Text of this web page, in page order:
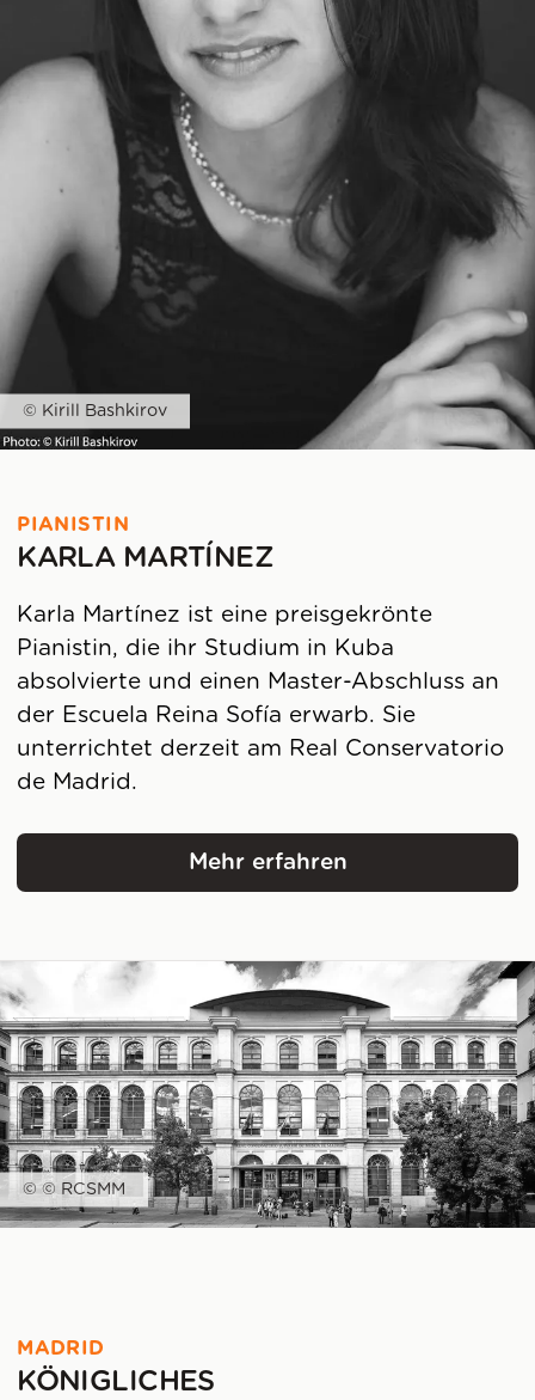
© Kirill Bashkirov
PIANISTIN
KARLA MARTÍNEZ
Karla Martínez ist eine preisgekrönte
Pianistin, die ihr Studium in Kuba
absolvierte und einen Master-Abschluss an
der Escuela Reina Sofía erwarb. Sie
unterrichtet derzeit am Real Conservatorio
de Madrid.
Mehr erfahren
© © RCSMM
MADRID
KÖNIGLICHES